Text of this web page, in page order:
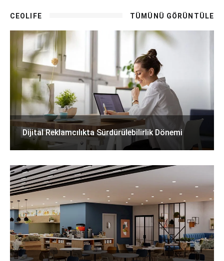
CEOLIFE TÜMÜNÜ GÖRÜNTÜLE
Dijital Reklamcılıkta Sürdürülebilirlik Dönemi